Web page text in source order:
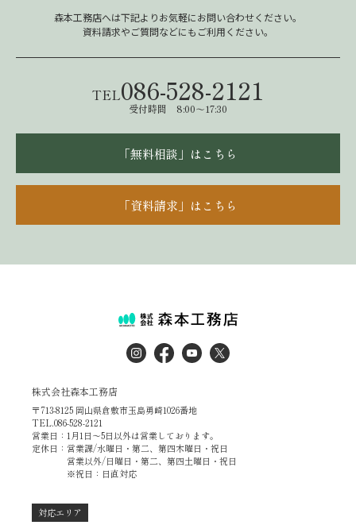
森本工務店へは下記よりお気軽にお問い合わせください。
資料請求やご質問などにもご利用ください。
TEL086-528-2121
受付時間 8:00～17:30
「無料相談」はこちら
「資料請求」はこちら
株式会社森本工務店
〒713-8125 岡山県倉敷市玉島勇崎1026番地
TEL.086-528-2121
営業日：1月1日～5日以外は営業しております。
定休日：営業課/水曜日・第二、第四木曜日・祝日
営業以外/日曜日・第二、第四土曜日・祝日
※祝日：日直対応
対応エリア